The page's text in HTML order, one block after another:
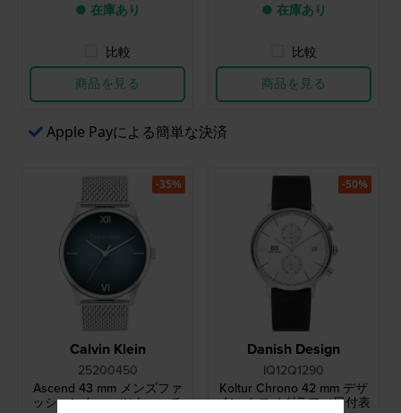
● 在庫あり
比較
商品を見る
● 在庫あり
比較
商品を見る
Apple Payによる簡単な決済
Calvin Klein
25200450
Ascend 43 mm メンズファ
ッションクォーツウォッチ
-35%
Danish Design
IQ12Q1290
Koltur Chrono 42 mm デザ
イン クロノグラフ（日付表
-50%